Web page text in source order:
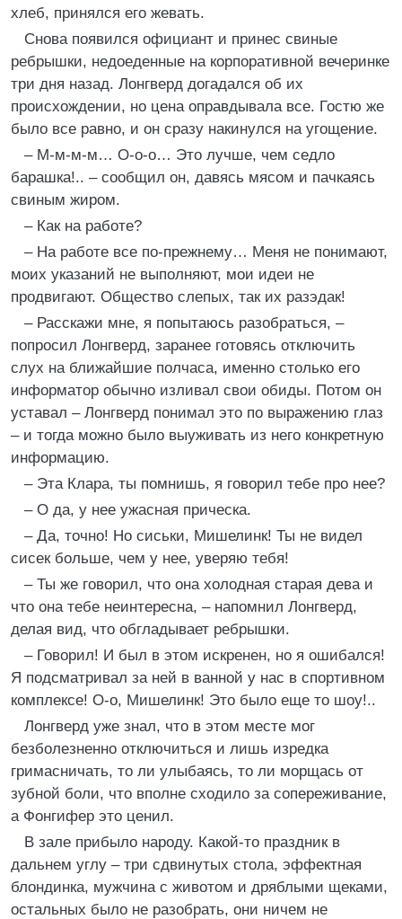
хлеб, принялся его жевать.
Снова появился официант и принес свиные
ребрышки, недоеденные на корпоративной вечеринке
три дня назад. Лонгверд догадался об их
происхождении, но цена оправдывала все. Гостю же
было все равно, и он сразу накинулся на угощение.
– М-м-м-м… О-о-о… Это лучше, чем седло
барашка!.. – сообщил он, давясь мясом и пачкаясь
свиным жиром.
– Как на работе?
– На работе все по-прежнему… Меня не понимают,
моих указаний не выполняют, мои идеи не
продвигают. Общество слепых, так их разэдак!
– Расскажи мне, я попытаюсь разобраться, –
попросил Лонгверд, заранее готовясь отключить
слух на ближайшие полчаса, именно столько его
информатор обычно изливал свои обиды. Потом он
уставал – Лонгверд понимал это по выражению глаз
– и тогда можно было выуживать из него конкретную
информацию.
– Эта Клара, ты помнишь, я говорил тебе про нее?
– О да, у нее ужасная прическа.
– Да, точно! Но сиськи, Мишелинк! Ты не видел
сисек больше, чем у нее, уверяю тебя!
– Ты же говорил, что она холодная старая дева и
что она тебе неинтересна, – напомнил Лонгверд,
делая вид, что обгладывает ребрышки.
– Говорил! И был в этом искренен, но я ошибался!
Я подсматривал за ней в ванной у нас в спортивном
комплексе! О-о, Мишелинк! Это было еще то шоу!..
Лонгверд уже знал, что в этом месте мог
безболезненно отключиться и лишь изредка
гримасничать, то ли улыбаясь, то ли морщась от
зубной боли, что вполне сходило за сопереживание,
а Фонгифер это ценил.
В зале прибыло народу. Какой-то праздник в
дальнем углу – три сдвинутых стола, эффектная
блондинка, мужчина с животом и дряблыми щеками,
остальных было не разобрать, они ничем не